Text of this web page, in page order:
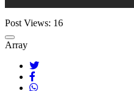
Post Views: 16
Array